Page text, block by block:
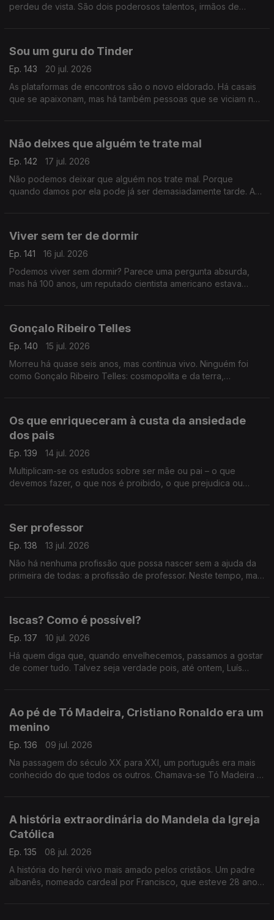
perdeu de vista. São dois poderosos talentos, irmãos de
Sou um guru do Tinder
Ep. 143
20 jul. 2026
As plataformas de encontros são o novo eldorado. Há casais
que se apaixonam, mas há também pessoas que se viciam no
Não deixes que alguém te trate mal
Ep. 142
17 jul. 2026
Não podemos deixar que alguém nos trate mal. Porque
quando damos por ela pode já ser demasiadamente tarde. A
Viver sem ter de dormir
Ep. 141
16 jul. 2026
Podemos viver sem dormir? Parece uma pergunta absurda,
mas há 100 anos, um reputado cientista americano estava
Gonçalo Ribeiro Telles
Ep. 140
15 jul. 2026
Morreu há quase seis anos, mas continua vivo. Ninguém foi
como Gonçalo Ribeiro Telles: cosmopolita e da terra,
Os que enriqueceram à custa da ansiedade
dos pais
Ep. 139
14 jul. 2026
Multiplicam-se os estudos sobre ser mãe ou pai – o que
devemos fazer, o que nos é proibido, o que prejudica ou
Ser professor
Ep. 138
13 jul. 2026
Não há nenhuma profissão que possa nascer sem a ajuda da
primeira de todas: a profissão de professor. Neste tempo, mais
Iscas? Como é possível?
Ep. 137
10 jul. 2026
Há quem diga que, quando envelhecemos, passamos a gostar
de comer tudo. Talvez seja verdade pois, até ontem, Luís
Ao pé de Tó Madeira, Cristiano Ronaldo era um
menino
Ep. 136
09 jul. 2026
Na passagem do século XX para XXI, um português era mais
conhecido do que todos os outros. Chamava-se Tó Madeira e
A história extraordinária do Mandela da Igreja
Católica
Ep. 135
08 jul. 2026
A história do herói vivo mais amado pelos cristãos. Um padre
albanês, nomeado cardeal por Francisco, que esteve 28 anos